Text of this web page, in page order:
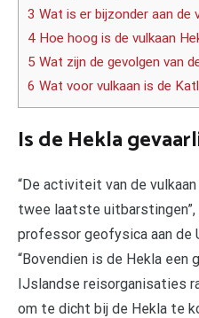
3 Wat is er bijzonder aan de
4 Hoe hoog is de vulkaan
5 Wat zijn de gevolgen van
6 Wat voor vulkaan is de
Is de Hekla
“De activiteit van de
twee laatste
professor geofysica aan de
“Bovendien is de Hekla een
IJslandse reisorganisaties
om te dicht bij de Hekla te